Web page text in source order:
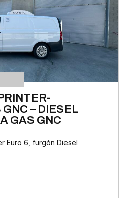
– DIESEL
GAS GNC
Euro 6, furgón Diesel